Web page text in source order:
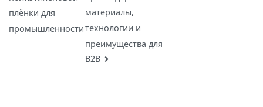
плёнки для
промышленности
материалы,
технологии и
преимущества для
B2B